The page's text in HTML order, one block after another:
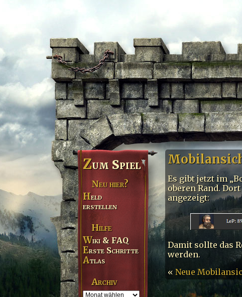
Zum Spiel
Neu hier?
Held
erstellen
Hilfe
Wiki & FAQ
Erste Schritte
Atlas
Archiv
Es gibt jetzt im
oberen Rand.
angezeigt:
Damit sollte das
werden.
« Neue